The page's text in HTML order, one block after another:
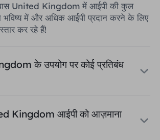
पास United Kingdom में आईपी की कुल
में और अधिक आईपी प्रदान करने के लिए
कर रहे हैं!
के उपयोग पर कोई प्रतिबंध
Kingdom आईपी को आज़माना